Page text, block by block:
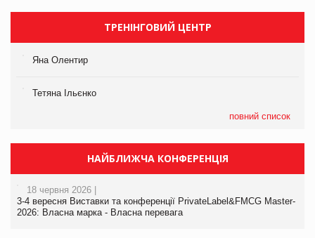
ТРЕНІНГОВИЙ ЦЕНТР
Яна Олентир
Тетяна Ільєнко
повний список
НАЙБЛИЖЧА КОНФЕРЕНЦІЯ
18 червня 2026 |
3-4 вересня Виставки та конференції PrivateLabel&FMCG Master-
2026: Власна марка - Власна перевага